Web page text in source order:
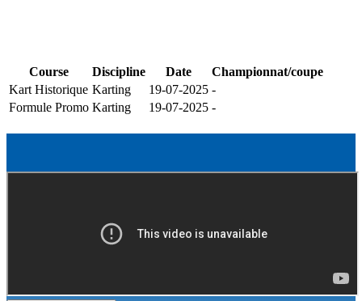
Course Discipline Date
Championnat/coupe
Kart Historique Karting 19-07-2025 -
Formule Promo Karting 19-07-2025 -